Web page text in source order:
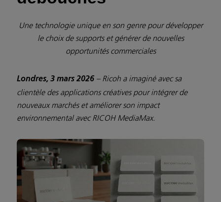
Une technologie unique en son genre pour développer
le choix de supports et générer de nouvelles
opportunités commerciales
Londres, 3 mars 2026 – Ricoh a imaginé avec sa
clientèle des applications créatives pour intégrer de
nouveaux marchés et améliorer son impact
environnemental avec RICOH MediaMax.